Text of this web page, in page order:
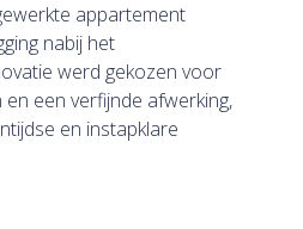
appartement
nabij het
werd gekozen voor
een verfijnde afwerking,
en instapklare